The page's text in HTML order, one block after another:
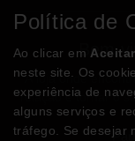
Bem-
A loja onde
relação e tornar o
Política de
Ao clicar em Aceitar
neste site. Os
experiência de
alguns serviços e
tráfego. Se desejar